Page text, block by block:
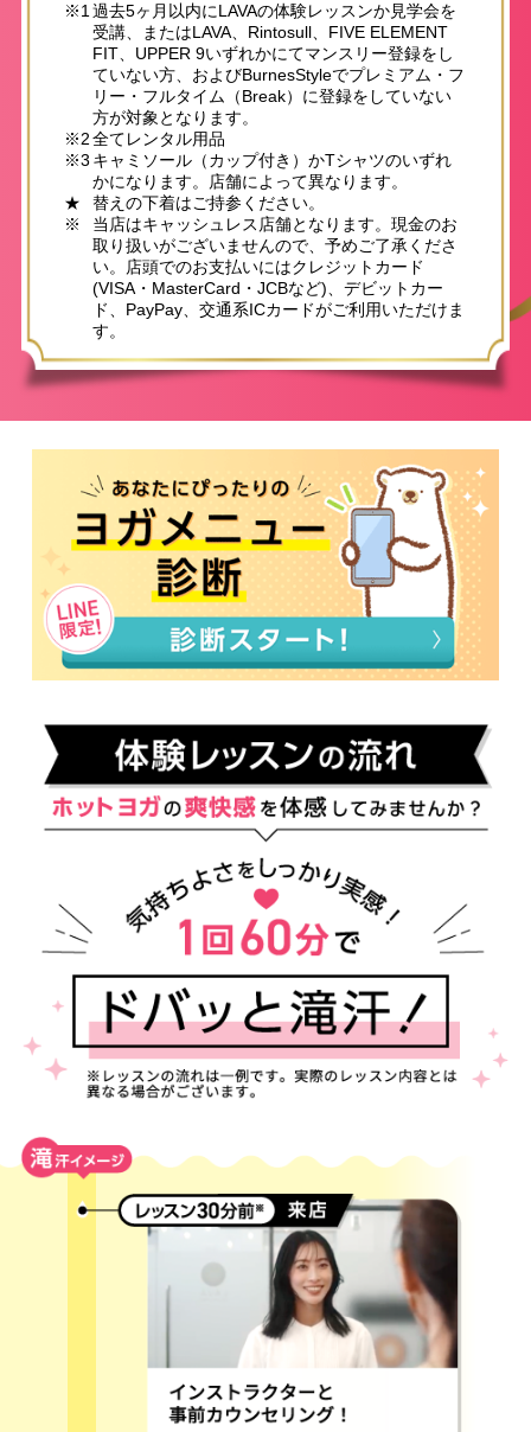
※1過去5ヶ月以内にLAVAの体験レッスンか見学会を
受講、またはLAVA、Rintosull、FIVE ELEMENT
FIT、UPPER 9いずれかにてマンスリー登録をし
ていない方、およびBurnesStyleでプレミアム・フ
リー・フルタイム（Break）に登録をしていない
方が対象となります。
※2全てレンタル用品
※3 キャミソール（カップ付き）かTシャツのいずれ
かになります。店舗によって異なります。
★
替えの下着はご持参ください。
※
当店はキャッシュレス店舗となります。現金のお
取り扱いがございませんので、予めご了承くださ
い。店頭でのお支払いにはクレジットカード
(VISA・MasterCard・JCBなど)、デビットカー
ド、PayPay、交通系ICカードがご利用いただけま
す。